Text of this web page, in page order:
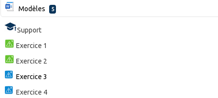
Modèles 5
Support
Exercice 1
Exercice 2
Exercice 3
Exercice 4